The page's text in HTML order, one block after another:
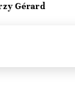
Gérard